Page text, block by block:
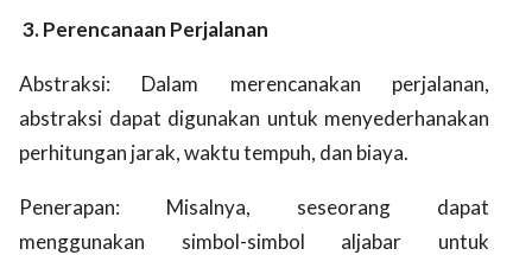
3. Perencanaan Perjalanan
Abstraksi: Dalam merencanakan perjalanan,
abstraksi dapat digunakan untuk menyederhanakan
perhitungan jarak, waktu tempuh, dan biaya.
Penerapan: Misalnya, seseorang dapat
menggunakan simbol-simbol aljabar untuk